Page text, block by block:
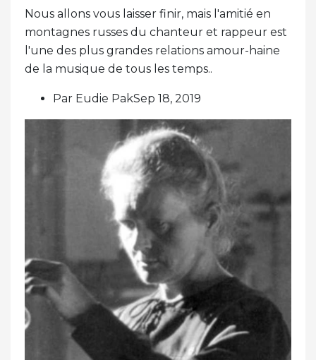
Nous allons vous laisser finir, mais l'amitié en
montagnes russes du chanteur et rappeur est
l'une des plus grandes relations amour-haine
de la musique de tous les temps..
Par Eudie PakSep 18, 2019